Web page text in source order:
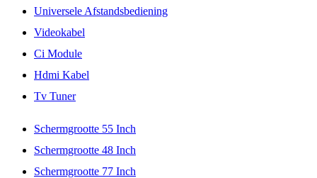
Universele Afstandsbediening
Videokabel
Ci Module
Hdmi Kabel
Tv Tuner
Schermgrootte 55 Inch
Schermgrootte 48 Inch
Schermgrootte 77 Inch